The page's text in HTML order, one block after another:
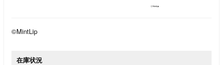
©MintLip
在庫状況